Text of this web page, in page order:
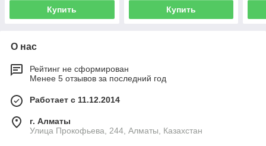
Купить Купить
О нас
Рейтинг не сформирован
Менее 5 отзывов за последний год
Работает с 11.12.2014
г. Алматы
​Улица Прокофьева, 244, Алматы, Казахстан